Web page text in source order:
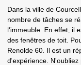
Dans la ville de
nombre de tâches se
l'immeuble. En effet, il
des fenêtres de toit.
Renolde 60. Il est un
d'expérience.